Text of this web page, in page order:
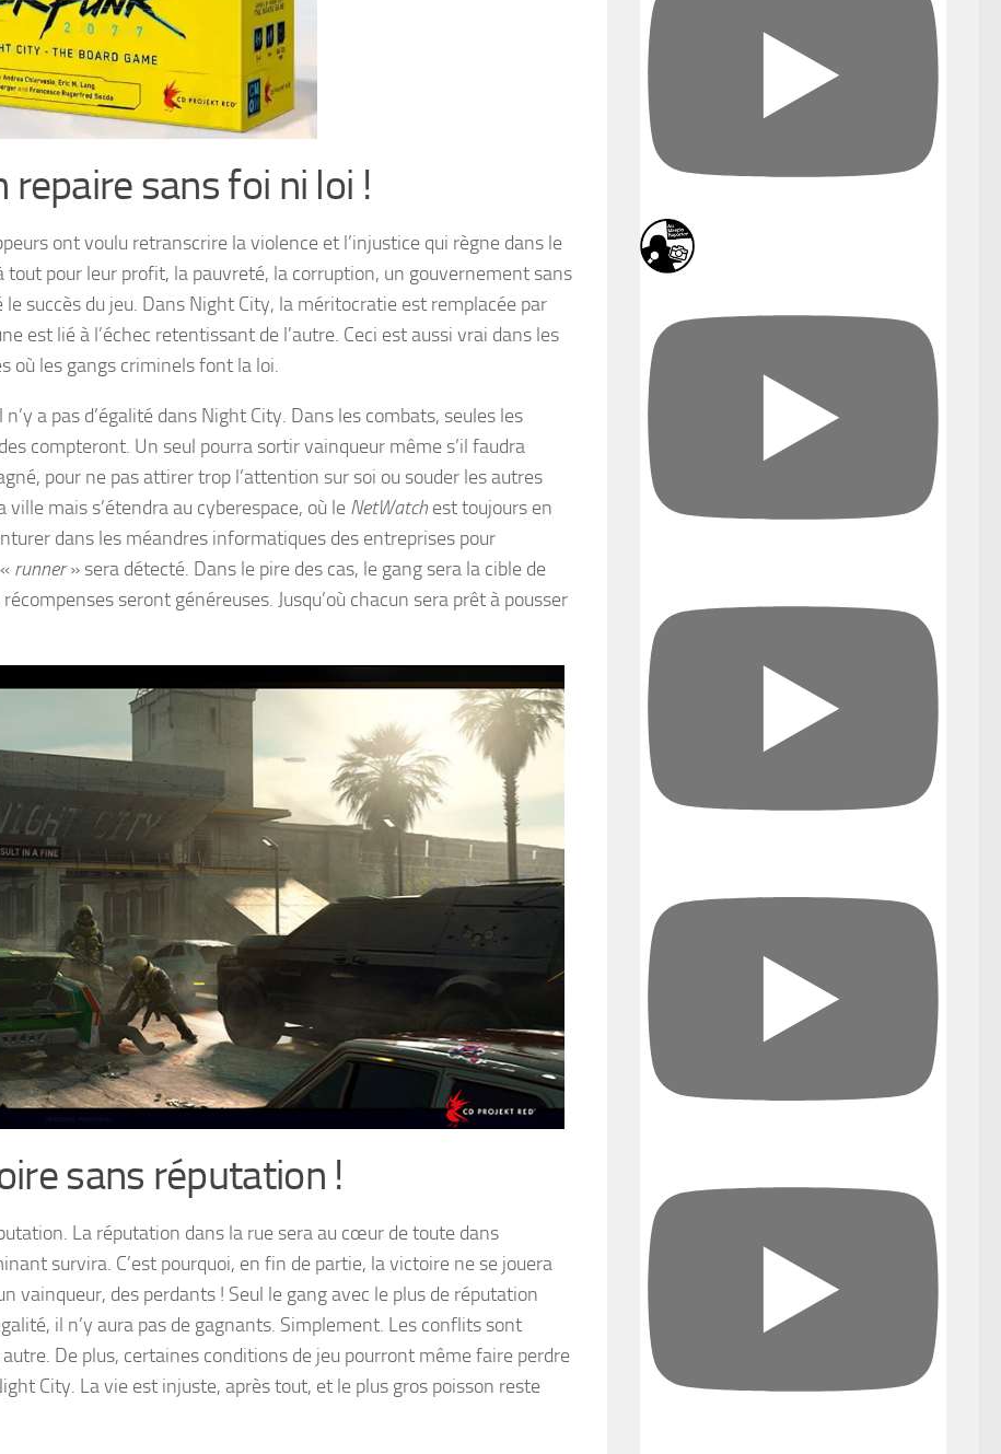
repaire sans foi ni loi !
ont voulu retranscrire la violence et l’injustice qui règne dans le
tout pour leur profit, la pauvreté, la corruption, un gouvernement sans
succès du jeu. Dans Night City, la méritocratie est remplacée par
est lié à l’échec retentissant de l’autre. Ceci est aussi vrai dans les
où les gangs criminels font la loi.
a pas d’égalité dans Night City. Dans les combats, seules les
compteront. Un seul pourra sortir vainqueur même s’il faudra
pour ne pas attirer trop l’attention sur soi ou souder les autres
mais s’étendra au cyberespace, où le NetWatch est toujours en
dans les méandres informatiques des entreprises pour
runner» sera détecté. Dans le pire des cas, le gang sera la cible de
seront généreuses. Jusqu’où chacun sera prêt à pousser
sans réputation !
La réputation dans la rue sera au cœur de toute dans
survira. C’est pourquoi, en fin de partie, la victoire ne se jouera
vainqueur, des perdants ! Seul le gang avec le plus de réputation
il n’y aura pas de gagnants. Simplement. Les conflits sont
De plus, certaines conditions de jeu pourront même faire perdre
City. La vie est injuste, après tout, et le plus gros poisson reste